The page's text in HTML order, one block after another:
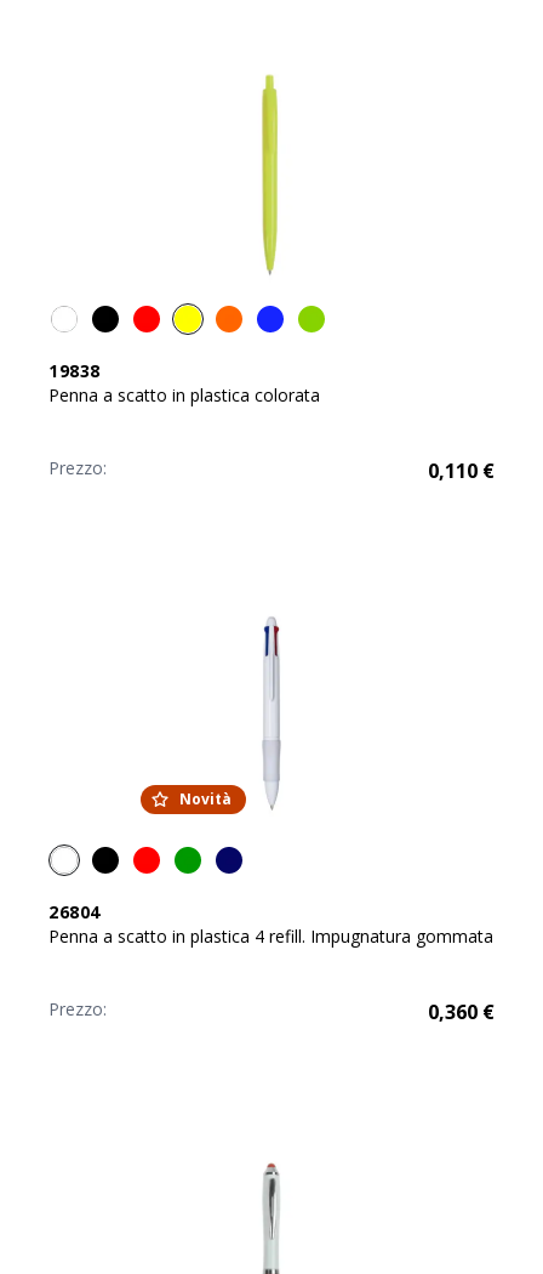
19838
Penna a scatto in plastica colorata
Prezzo: 0,110 €
Novità
26804
Penna a scatto in plastica 4 refill. Impugnatura gommata
Prezzo: 0,360 €